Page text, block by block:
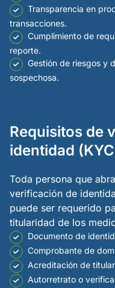
Transparencia en
transacciones.
Cumplimiento de
reporte.
Gestión de riesgos y
sospechosa.
Requisitos de
identidad
Toda persona que
verificación de
puede ser requerido
titularidad de los
Documento de
Comprobante de
Acreditación de
Autorretrato o